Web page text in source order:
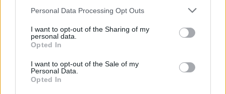
Personal Data Processing Opt Outs
I want to opt-out of the Sharing of my
personal data.
Opted In
I want to opt-out of the Sale of my
Personal Data.
Opted In
Νεανίδων
Αλέξης Γιαννούλιας: Υποψήφιος
Δήμαρχος στο Σικάγο ο άλλοτε